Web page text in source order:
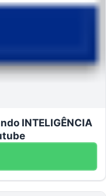
INTELIGÊNCIA